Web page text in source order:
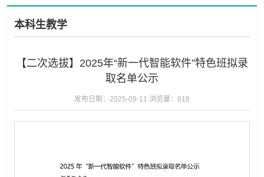
本科生教学
【二次选拔】2025年“新一代智能软件”特色班拟录
取名单公示
发布日期：2025-09-11 浏览量： 818